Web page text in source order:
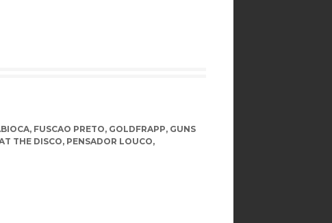
, FUSCAO PRETO, GOLDFRAPP, GUNS
THE DISCO, PENSADOR LOUCO,